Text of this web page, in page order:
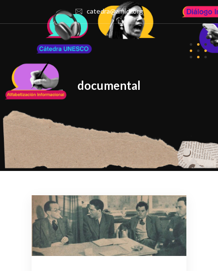
catedra@amidi.org
documental